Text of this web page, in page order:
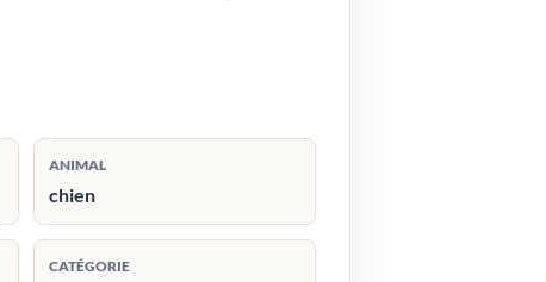
ANIMAL
chien
CATÉGORIE